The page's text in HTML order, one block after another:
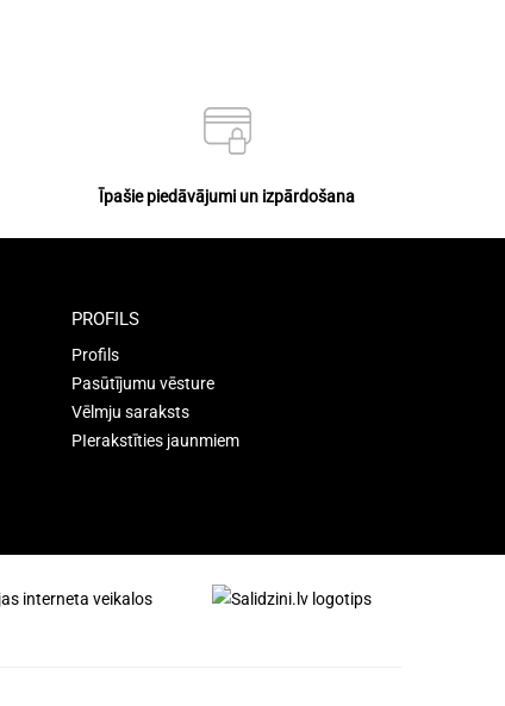
Īpašie piedāvājumi un izpārdošana
PROFILS
Profils
Pasūtījumu vēsture
Vēlmju saraksts
PIerakstīties jaunmiem